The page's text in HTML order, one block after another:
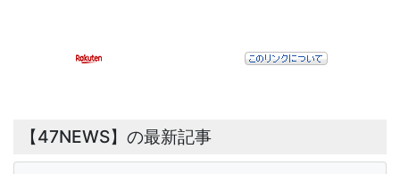
【47NEWS】の最新記事